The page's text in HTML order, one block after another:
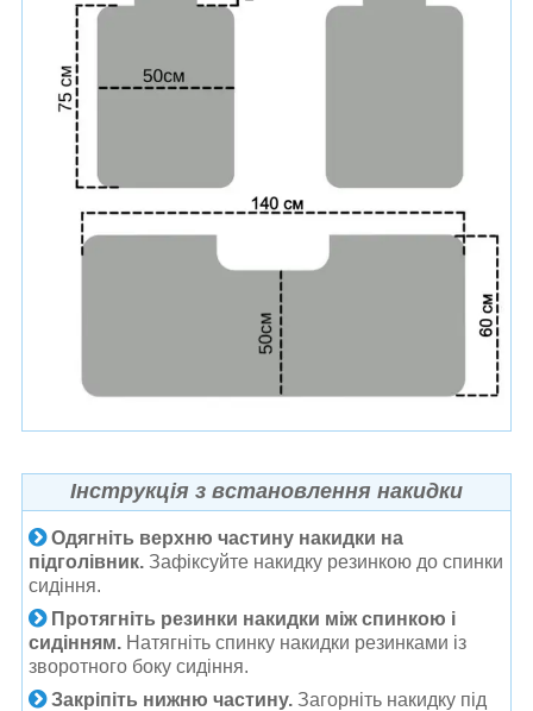
Інструкція з встановлення накидки
Одягніть верхню частину накидки на
підголівник. Зафіксуйте накидку резинкою до спинки
сидіння.
Протягніть резинки накидки між спинкою і
сидінням. Натягніть спинку накидки резинками із
зворотного боку сидіння.
Закріпіть нижню частину. Загорніть накидку під